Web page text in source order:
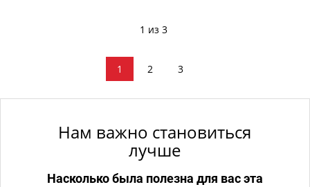
1 из 3
1 2 3
Нам важно становиться
лучше
Насколько была полезна для вас эта